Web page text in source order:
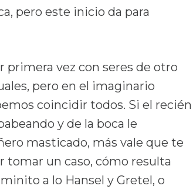
pero este inicio da para
primera vez con seres de otro
pero en el imaginario
coincidir todos. Si el recién
y de la boca le
masticado, más vale que te
tomar un caso, cómo resulta
a lo Hansel y Gretel, o